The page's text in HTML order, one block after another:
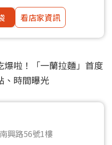
看店家資訊
爆啦！「一蘭拉麵」首度
、時間曝光
興路56號1樓